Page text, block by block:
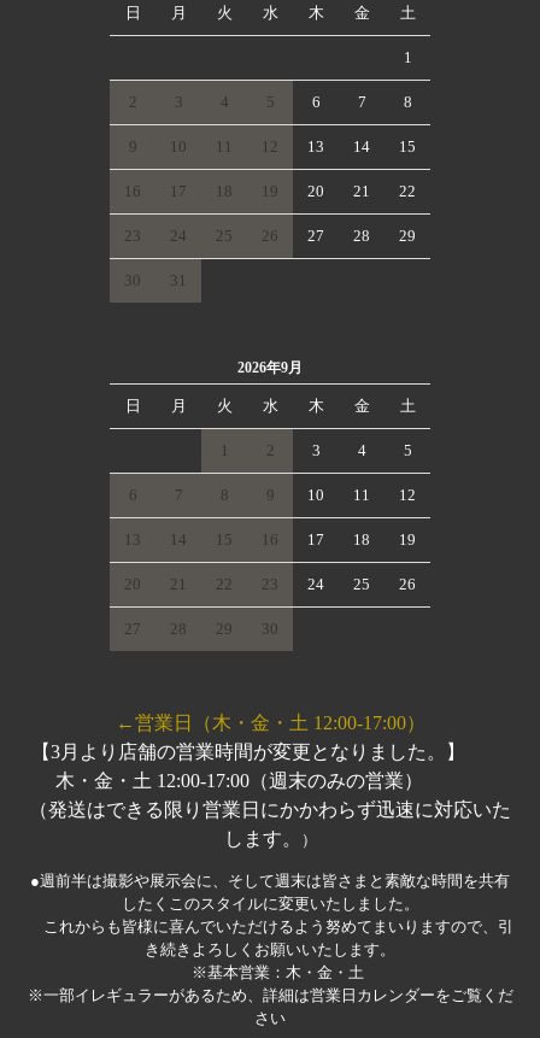
日 月 火 水 木 金 土
1
2 3 4 5 6 7 8
9 10 11 12 13 14 15
16 17 18 19 20 21 22
23 24 25 26 27 28 29
30 31
2026年9月
日 月 火 水 木 金 土
1 2 3 4 5
6 7 8 9 10 11 12
13 14 15 16 17 18 19
20 21 22 23 24 25 26
27 28 29 30
←営業日（木・金・土 12:00-17:00）
【3月より店舗の営業時間が変更となりました。】
木・金・土 12:00-17:00（週末のみの営業）
（発送はできる限り営業日にかかわらず迅速に対応いた
します。
）
●週前半は撮影や展示会に、そして週末は皆さまと素敵な時間を共有
したくこのスタイルに変更いたしました。
これからも皆様に喜んでいただけるよう努めてまいりますので、引
き続きよろしくお願いいたします。
※基本営業：木・金・土
※一部イレギュラーがあるため、詳細は営業日カレンダーをご覧くだ
さい